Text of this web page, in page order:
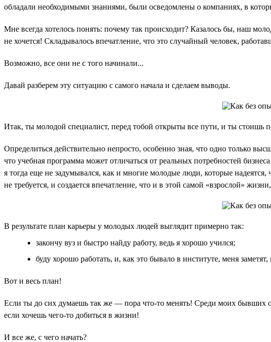
обладали необходимыми знаниями, были осведомлены о компаниях, в
Мне всегда хотелось понять: почему так происходит? Казалось бы, наш
не хочется! Складывалось впечатление, что это случайный человек,
Возможно, все они не с того начинали...
Давай разберем эту ситуацию с самого начала и сделаем выводы.
Итак, ты молодой специалист, перед тобой открыты все пути, и ты стоишь
Определиться действительно непросто, особенно зная, что одно только
что учебная программа может отличаться от реальных потребностей
я тогда еще не задумывался, как и многие молодые люди, которые
не требуется, и создается впечатление, что и в этой самой «взрослой»
В результате план карьеры у молодых людей выглядит примерно так:
закончу вуз и быстро найду работу, ведь я хорошо учился;
буду хорошо работать, и, как это бывало в институте, меня
Вот и весь план!
Если ты до сих думаешь так же — пора что-то менять! Среди моих бывших
если хочешь чего-то добиться в жизни!
И все же, с чего начать?